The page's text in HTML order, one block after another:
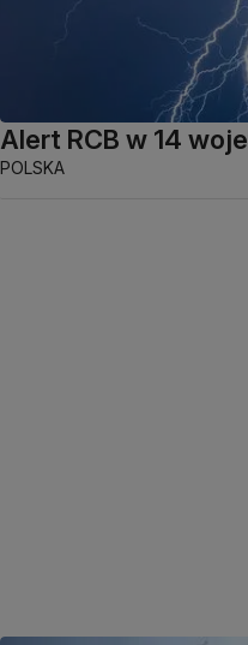
Alert RCB w 14
POLSKA